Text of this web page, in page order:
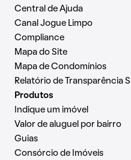
Central de Ajuda
Canal Jogue Limpo
Compliance
Mapa do Site
Mapa de Condomínios
Relatório de Transparência
Produtos
Indique um imóvel
Valor de aluguel por bairro
Guias
Consórcio de Imóveis